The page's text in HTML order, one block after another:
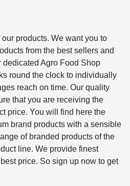
products. We want you to
from the best sellers and
dedicated Agro Food Shop
round the clock to individually
reach on time. Our quality
that you are receiving the
price. You will find here the
brand products with a sensible
of branded products of the
line. We provide finest
price. So sign up now to get